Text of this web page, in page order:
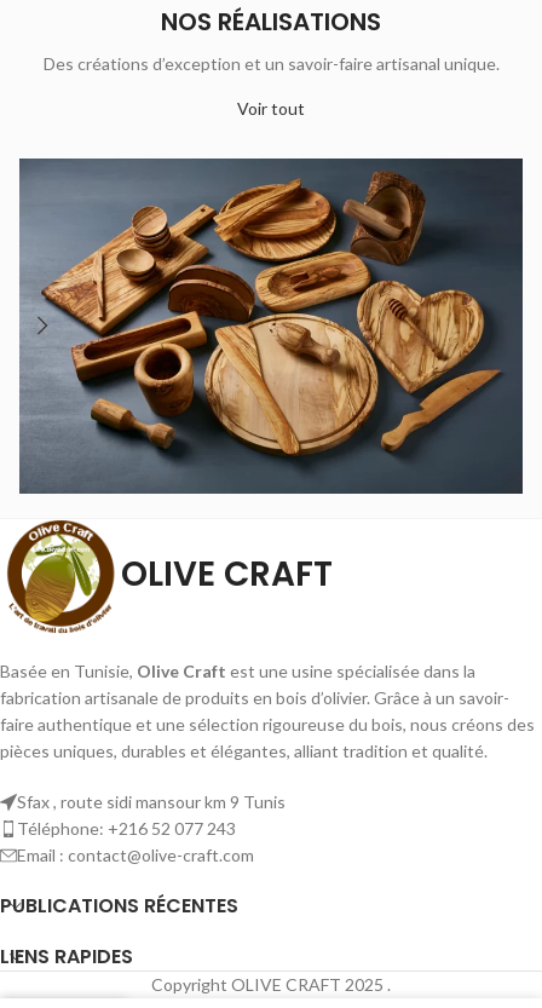
artisanale à vos repas.
NOS RÉALISATIONS
Des créations d’exception et un savoir-faire artisanal unique.
Voir tout
OLIVE CRAFT
Basée en Tunisie, Olive Craft est une usine spécialisée dans la
fabrication artisanale de produits en bois d’olivier. Grâce à un savoir-
faire authentique et une sélection rigoureuse du bois, nous créons des
pièces uniques, durables et élégantes, alliant tradition et qualité.
Sfax , route sidi mansour km 9 Tunis
Téléphone: +216 52 077 243
Email : contact@olive-craft.com
PUBLICATIONS RÉCENTES
LIENS RAPIDES
Copyright OLIVE CRAFT 2025 .